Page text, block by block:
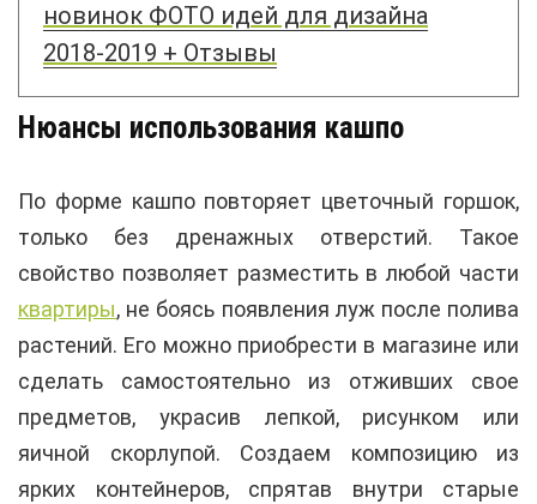
новинок ФОТО идей для дизайна
2018-2019 + Отзывы
Нюансы использования кашпо
По форме кашпо повторяет цветочный горшок,
только без дренажных отверстий. Такое
свойство позволяет разместить в любой части
квартиры, не боясь появления луж после полива
растений. Его можно приобрести в магазине или
сделать самостоятельно из отживших свое
предметов, украсив лепкой, рисунком или
яичной скорлупой. Создаем композицию из
ярких контейнеров, спрятав внутри старые